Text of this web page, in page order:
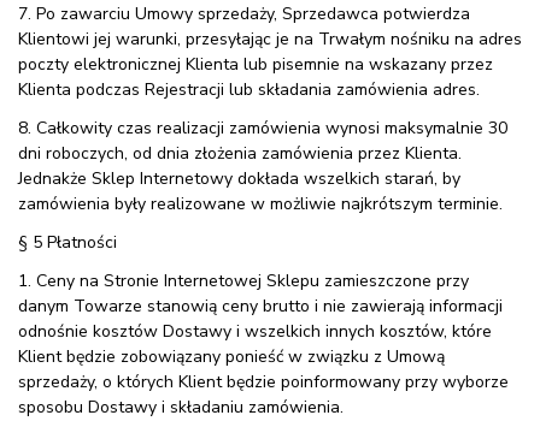
7. Po zawarciu Umowy sprzedaży, Sprzedawca potwierdza
Klientowi jej warunki, przesyłając je na Trwałym nośniku na adres
poczty elektronicznej Klienta lub pisemnie na wskazany przez
Klienta podczas Rejestracji lub składania zamówienia adres.
8. Całkowity czas realizacji zamówienia wynosi maksymalnie 30
dni roboczych, od dnia złożenia zamówienia przez Klienta.
Jednakże Sklep Internetowy dokłada wszelkich starań, by
zamówienia były realizowane w możliwie najkrótszym terminie.
§ 5 Płatności
1. Ceny na Stronie Internetowej Sklepu zamieszczone przy
danym Towarze stanowią ceny brutto i nie zawierają informacji
odnośnie kosztów Dostawy i wszelkich innych kosztów, które
Klient będzie zobowiązany ponieść w związku z Umową
sprzedaży, o których Klient będzie poinformowany przy wyborze
sposobu Dostawy i składaniu zamówienia.